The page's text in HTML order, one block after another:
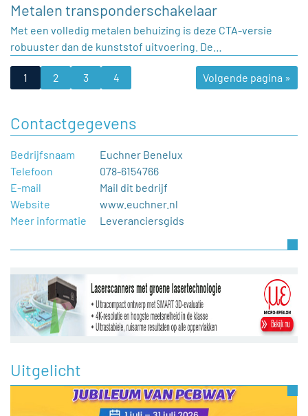
Metalen transponderschakelaar
Met een volledig metalen behuizing is deze CTA-versie
robuuster dan de kunststof uitvoering. De…
1 2 3 4 Volgende pagina »
Contactgegevens
Bedrijfsnaam
Euchner Benelux
Telefoon
078-6154766
E-mail
Mail dit bedrijf
Website
www.euchner.nl
Meer informatie
Leveranciersgids
Uitgelicht